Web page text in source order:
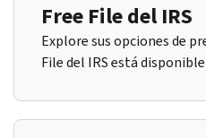
Free File del IRS
Explore sus opciones de
File del IRS está